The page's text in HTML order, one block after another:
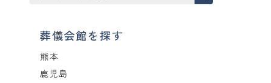
葬儀会館を探す
熊本
鹿児島